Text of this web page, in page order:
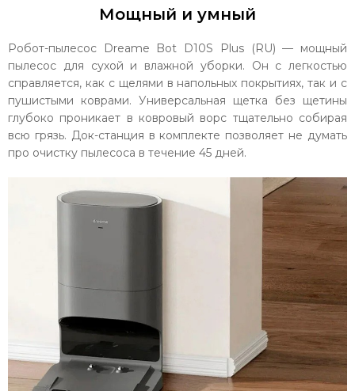
Мощный и умный
Робот-пылесос Dreame Bot D10S Plus (RU) — мощный
пылесос для сухой и влажной уборки. Он с легкостью
справляется, как с щелями в напольных покрытиях, так и с
пушистыми коврами. Универсальная щетка без щетины
глубоко проникает в ковровый ворс тщательно собирая
всю грязь. Док-станция в комплекте позволяет не думать
про очистку пылесоса в течение 45 дней.